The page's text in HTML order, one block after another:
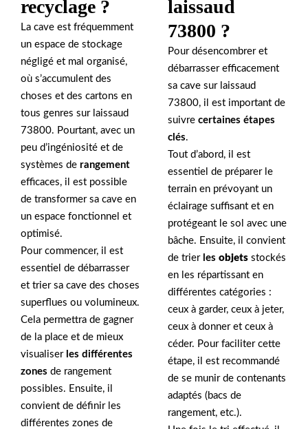
recyclage ?
La cave est fréquemment
un espace de stockage
négligé et mal organisé,
où s’accumulent des
choses et des cartons en
tous genres sur laissaud
73800. Pourtant, avec un
peu d’ingéniosité et de
systèmes de rangement
efficaces, il est possible
de transformer sa cave en
un espace fonctionnel et
optimisé.
Pour commencer, il est
essentiel de débarrasser
et trier sa cave des choses
superflues ou volumineux.
Cela permettra de gagner
de la place et de mieux
visualiser les différentes
zones de rangement
possibles. Ensuite, il
convient de définir les
différentes zones de
laissaud
73800 ?
Pour désencombrer et
débarrasser efficacement
sa cave sur laissaud
73800, il est important de
suivre certaines étapes
clés.
Tout d’abord, il est
essentiel de préparer le
terrain en prévoyant un
éclairage suffisant et en
protégeant le sol avec une
bâche. Ensuite, il convient
de trier les objets stockés
en les répartissant en
différentes catégories :
ceux à garder, ceux à jeter,
ceux à donner et ceux à
céder. Pour faciliter cette
étape, il est recommandé
de se munir de contenants
adaptés (bacs de
rangement, etc.).